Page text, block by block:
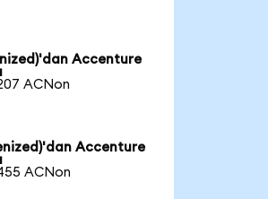
Accenture
ACNon
Accenture
ACNon